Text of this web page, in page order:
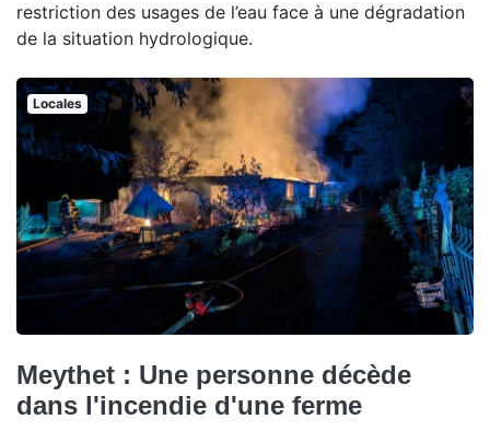
restriction des usages de l’eau face à une dégradation
de la situation hydrologique.
Locales
Meythet : Une personne décède
dans l'incendie d'une ferme